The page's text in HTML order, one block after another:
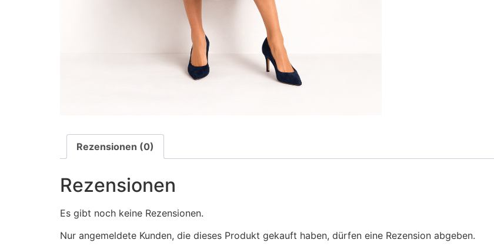
Rezensionen (0)
Rezensionen
Es gibt noch keine Rezensionen.
Nur angemeldete Kunden, die dieses Produkt gekauft haben, dürfen eine Rezension abgeben.